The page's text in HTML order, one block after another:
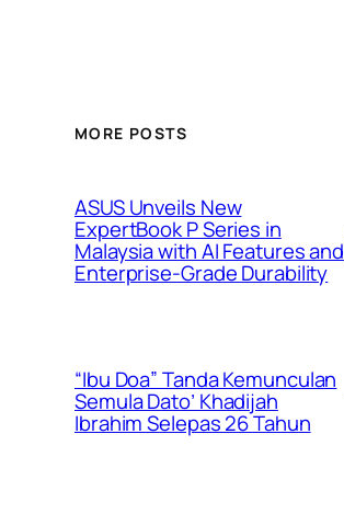
MORE POSTS
ASUS Unveils New
ExpertBook P Series in
Malaysia with AI Features and
Enterprise-Grade Durability
“Ibu Doa” Tanda Kemunculan
Semula Dato’ Khadijah
Ibrahim Selepas 26 Tahun